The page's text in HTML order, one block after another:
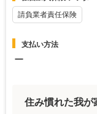
請負業者責任保険
支払い方法
ー
住み慣れた我が